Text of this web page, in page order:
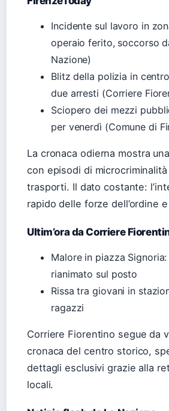
Incidente sul lavoro in
operaio ferito, soccorso
Nazione)
Blitz della polizia in
due arresti (Corriere
Sciopero dei mezzi
per venerdì (Comune di
La cronaca odierna mostra
con episodi di
trasporti. Il dato costante:
rapido delle forze dell’ordine
Ultim’ora da Corriere
Malore in piazza
rianimato sul posto
Rissa tra giovani in
ragazzi
Corriere Fiorentino segue da
cronaca del centro storico,
dettagli esclusivi grazie alla
locali.